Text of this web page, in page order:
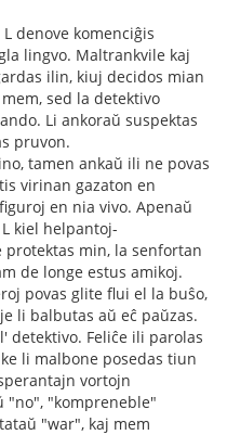
denove komenciĝis
lingvo. Maltrankvile kaj
ilin, kiuj decidos mian
sed la detektivo
Li ankoraŭ suspektas
pruvon.
tamen ankaŭ ili ne povas
virinan gazaton en
en nia vivo. Apenaŭ
kiel helpantoj-
min, la senfortan
de longe estus amikoj.
povas glite flui el la buŝo,
li balbutas aŭ eĉ paŭzas.
detektivo. Feliĉe ili parolas
li malbone posedas tiun
vortojn
"no", "kompreneble"
"war", kaj mem